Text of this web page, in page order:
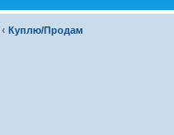
‹ Куплю/Продам